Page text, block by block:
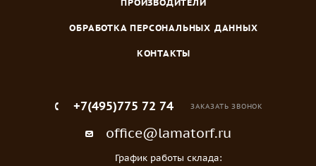
ПРОИЗВОДИТЕЛИ
ОБРАБОТКА ПЕРСОНАЛЬНЫХ ДАННЫХ
КОНТАКТЫ
+7(495)775 72 74 ЗАКАЗАТЬ ЗВОНОК
office@lamatorf.ru
График работы склада: